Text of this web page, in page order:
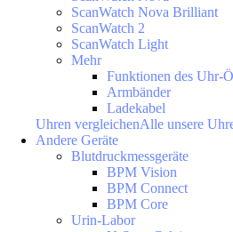
ScanWatch Nova Brilliant
ScanWatch 2
ScanWatch Light
Mehr
Funktionen des Uhr-
Armbänder
Ladekabel
Uhren vergleichenAlle unsere
Andere Geräte
Blutdruckmessgeräte
BPM Vision
BPM Connect
BPM Core
Urin-Labor